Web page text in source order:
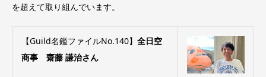
を超えて取り組んでいます。
【Guild名鑑ファイルNo.140】 全日空
商事 齋藤 謙治さん